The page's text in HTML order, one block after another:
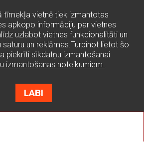
tīmekļa vietnē tiek izmantotas
apkopo informāciju par vietnes
uzlabot vietnes funkcionalitāti un
un reklāmas.Turpinot lietot šo
piekrīti sīkdatņu izmantošanai
izmantošanas noteikumiem .
LABI